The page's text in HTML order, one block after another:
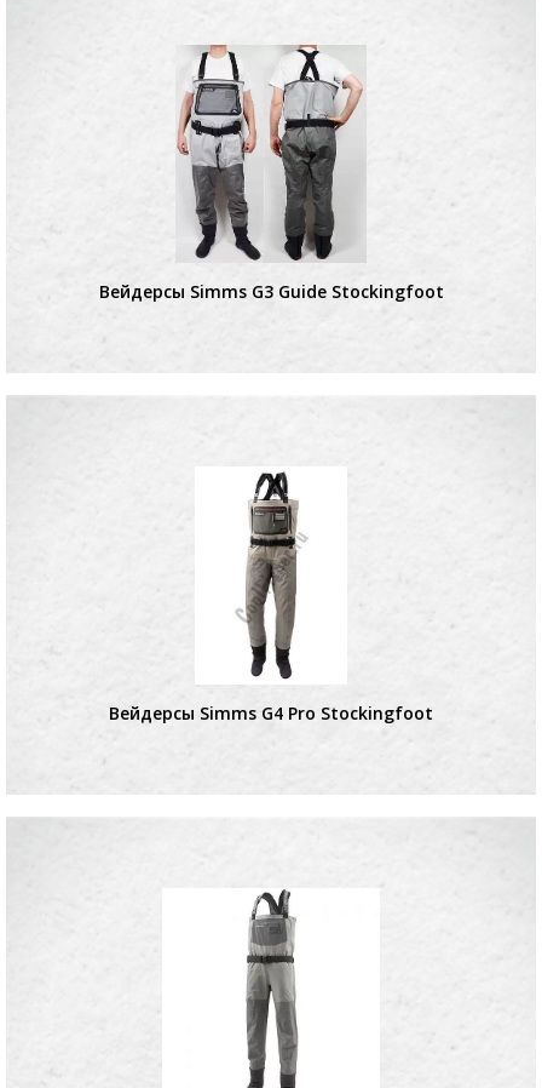
Вейдерсы Simms G3 Guide Stockingfoot
Вейдерсы Simms G4 Pro Stockingfoot